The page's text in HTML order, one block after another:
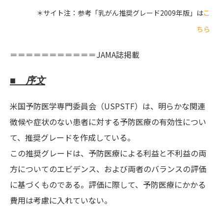
＊サイト注：参考「乳がん推奨グレード2009年版」はこ
ちら
＝＝＝＝＝＝＝＝＝＝＝JAMA誌掲載
■ 序文
米国予防医学専門委員会（USPSTF）は、明らかな関連
徴候や症状のない患者に対する予防医療の有効性につい
て、推奨グレードを作成している。
この推奨グレードは、予防医療による利益と不利益の両
方についてのエビデンス、および両者のバランスの評価
に基づくものである。評価に際して、予防医療にかかる
費用は考慮に入れていない。